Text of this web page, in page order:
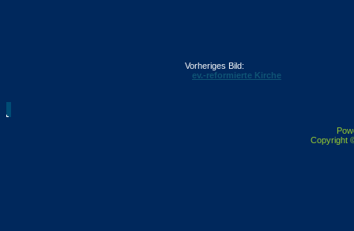
Vorheriges Bild:
ev.-reformierte Kirche
Copyright